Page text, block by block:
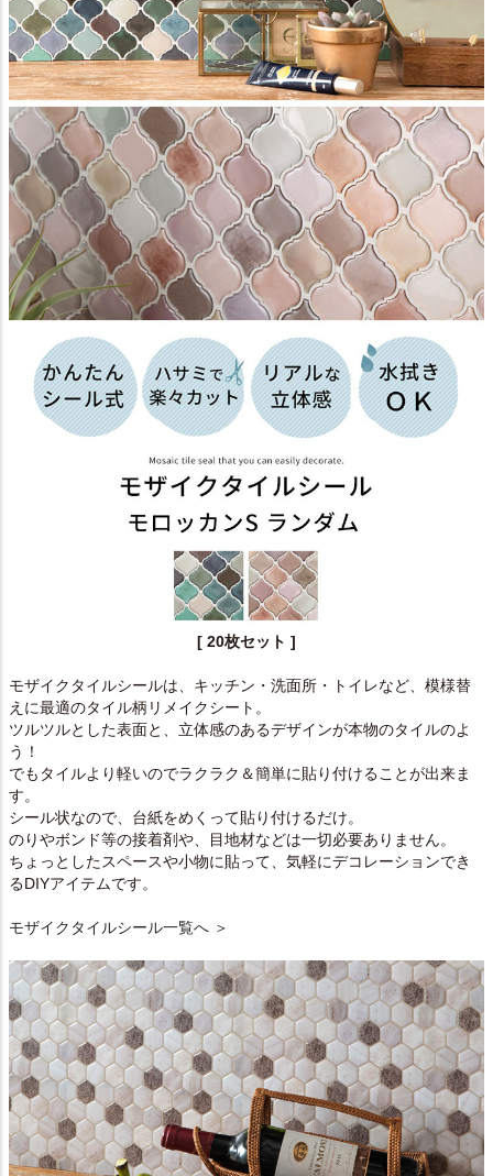
[ 20枚セット ]
モザイクタイルシールは、キッチン・洗面所・トイレなど、模様替
えに最適のタイル柄リメイクシート。
ツルツルとした表面と、立体感のあるデザインが本物のタイルのよ
う！
でもタイルより軽いのでラクラク＆簡単に貼り付けることが出来ま
す。
シール状なので、台紙をめくって貼り付けるだけ。
のりやボンド等の接着剤や、目地材などは一切必要ありません。
ちょっとしたスペースや小物に貼って、気軽にデコレーションでき
るDIYアイテムです。
モザイクタイルシール一覧へ ＞